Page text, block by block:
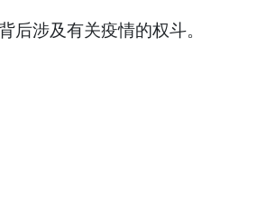
后涉及有关疫情的权斗。